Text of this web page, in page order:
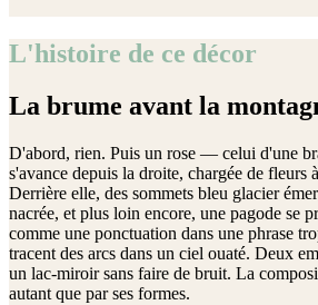
L'histoire de ce décor
La brume avant la
D'abord, rien. Puis un rose — celui d'une
s'avance depuis la droite, chargée de fleurs
Derrière elle, des sommets bleu glacier
nacrée, et plus loin encore, une pagode se
comme une ponctuation dans une phrase
tracent des arcs dans un ciel ouaté. Deux
un lac-miroir sans faire de bruit. La
autant que par ses formes.